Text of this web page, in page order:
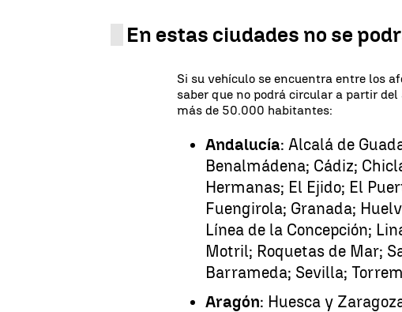
En estas ciudades no se
Si su vehículo se encuentra entre los
saber que no podrá circular a partir
más de 50.000 habitantes:
Andalucía: Alcalá de
Benalmádena; Cádiz;
Hermanas; El Ejido; El
Fuengirola; Granada;
Línea de la Concepción;
Motril; Roquetas de Mar;
Barrameda; Sevilla;
Aragón: Huesca y